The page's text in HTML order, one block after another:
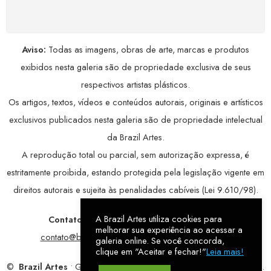
Aviso: Todas as imagens, obras de arte, marcas e produtos
exibidos nesta galeria são de propriedade exclusiva de seus
respectivos artistas plásticos.
Os artigos, textos, vídeos e conteúdos autorais, originais e artísticos
exclusivos publicados nesta galeria são de propriedade intelectual
da Brazil Artes.
A reprodução total ou parcial, sem autorização expressa, é
estritamente proibida, estando protegida pela legislação vigente em
direitos autorais e sujeita às penalidades cabíveis (Lei 9.610/98).
Contatos: WhatsApp:79 9998-1221/ E-mail:
contato@brazilartes.com/ Instagram:@brazilartes
© Brazil Artes • Galeria Online.9 anosde história (2017 – 2026).
A Brazil Artes utiliza cookies para
melhorar sua experiência ao acessar a
galeria online. Se você concorda,
clique em "Aceitar e fechar!"Leia mais!